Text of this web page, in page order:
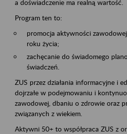
a doświadczenie ma realną wartość.
Program ten to:
promocja aktywności
roku życia;
zachęcanie do świadomego
świadczeń.
ZUS przez działania informacyjne i
dojrzałe w podejmowaniu i
zawodowej, dbaniu o zdrowie oraz
związanych z wiekiem.
Aktywni 50+ to współpraca ZUS z